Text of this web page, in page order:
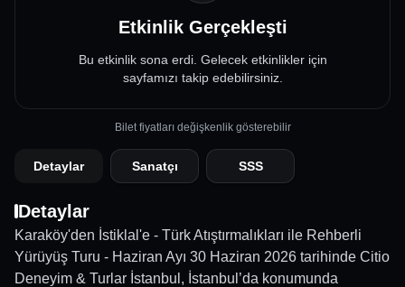
Etkinlik Gerçekleşti
Bu etkinlik sona erdi. Gelecek etkinlikler için
sayfamızı takip edebilirsiniz.
Bilet fiyatları değişkenlik gösterebilir
Detaylar Sanatçı SSS
Detaylar
Karaköy'den İstiklal'e - Türk Atıştırmalıkları ile Rehberli
Yürüyüş Turu - Haziran Ayı 30 Haziran 2026 tarihinde Citio
Deneyim & Turlar İstanbul, İstanbul’da konumunda